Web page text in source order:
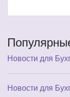
Новости для
Новости для